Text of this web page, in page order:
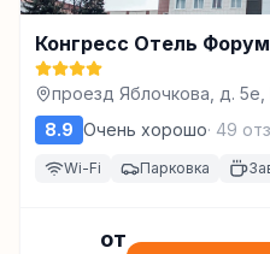
Конгресс Отель Форум
проезд Яблочкова, д. 5е,
8.9 Очень хорошо· 49
Wi-Fi Парковка
от